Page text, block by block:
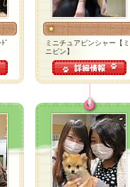
ﾞ
ミニチュアピンシャー【ミ
ニピン】